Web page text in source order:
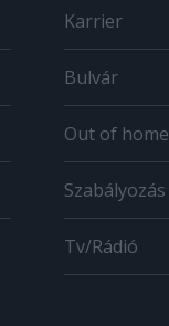
Karrier
Bulvár
Out of home
Szabályozás
Tv/Rádió